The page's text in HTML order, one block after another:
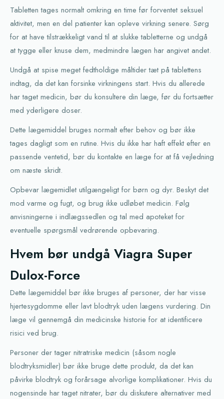
Tabletten tages normalt omkring en time før forventet seksuel
aktivitet, men en del patienter kan opleve virkning senere. Sørg
for at have tilstrækkeligt vand til at slukke tabletterne og undgå
at tygge eller knuse dem, medmindre lægen har angivet andet.
Undgå at spise meget fedtholdige måltider tæt på tablettens
indtag, da det kan forsinke virkningens start. Hvis du allerede
har taget medicin, bør du konsultere din læge, før du fortsætter
med yderligere doser.
Dette lægemiddel bruges normalt efter behov og bør ikke
tages dagligt som en rutine. Hvis du ikke har haft effekt efter en
passende ventetid, bør du kontakte en læge for at få vejledning
om næste skridt.
Opbevar lægemidlet utilgængeligt for børn og dyr. Beskyt det
mod varme og fugt, og brug ikke udløbet medicin. Følg
anvisningerne i indlægssedlen og tal med apoteket for
eventuelle spørgsmål vedrørende opbevaring.
Hvem bør undgå Viagra Super
Dulox-Force
Dette lægemiddel bør ikke bruges af personer, der har visse
hjertesygdomme eller lavt blodtryk uden lægens vurdering. Din
læge vil gennemgå din medicinske historie for at identificere
risici ved brug.
Personer der tager nitratriske medicin (såsom nogle
blodtryksmidler) bør ikke bruge dette produkt, da det kan
påvirke blodtryk og forårsage alvorlige komplikationer. Hvis du
nogensinde har taget nitrater, bør du diskutere alternativer med